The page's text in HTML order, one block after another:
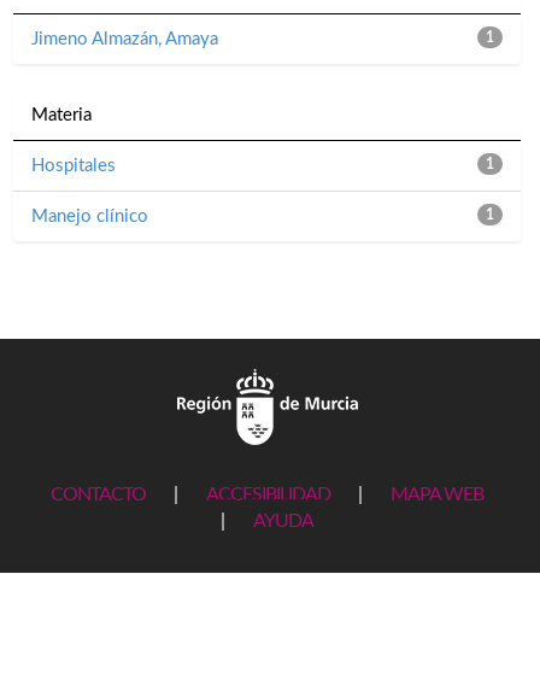
1
Jimeno Almazán, Amaya
Materia
1
Hospitales
1
Manejo clínico
CONTACTO ACCESIBILIDAD
MAPA WEB
AYUDA